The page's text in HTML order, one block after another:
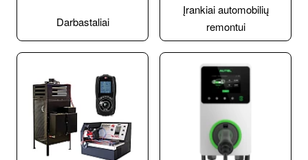
Darbastaliai
Įrankiai automobilių
remontui